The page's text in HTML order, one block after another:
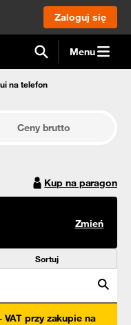
Zaloguj się
Menu
na telefon
Ceny brutto
Kup na paragon
Zmień
Sortuj
VAT przy zakupie na